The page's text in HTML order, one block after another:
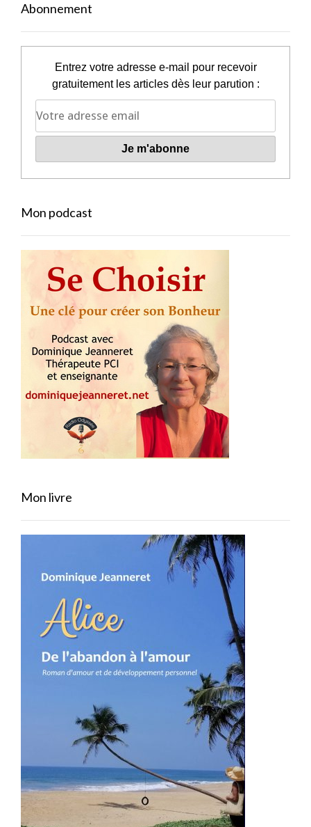
Abonnement
Entrez votre adresse e-mail pour recevoir
gratuitement les articles dès leur parution :
Mon podcast
Mon livre